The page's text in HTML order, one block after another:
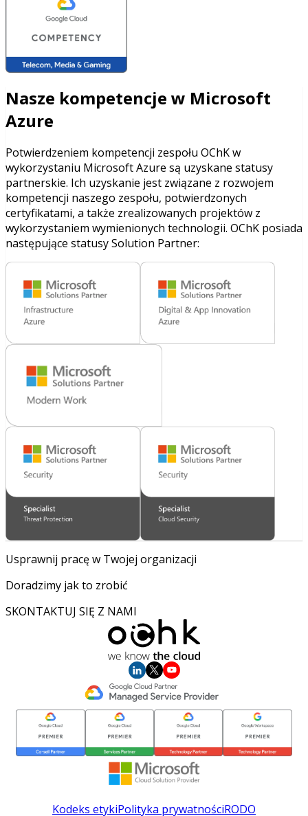
Nasze kompetencje w Microsoft
Azure
Potwierdzeniem kompetencji zespołu OChK w
wykorzystaniu Microsoft Azure są uzyskane statusy
partnerskie. Ich uzyskanie jest związane z rozwojem
kompetencji naszego zespołu, potwierdzonych
certyfikatami, a także zrealizowanych projektów z
wykorzystaniem wymienionych technologii. OChK posiada
następujące statusy Solution Partner:
Usprawnij pracę w Twojej organizacji
Doradzimy jak to zrobić
SKONTAKTUJ SIĘ Z NAMI
Kodeks etykiPolityka prywatnościRODO